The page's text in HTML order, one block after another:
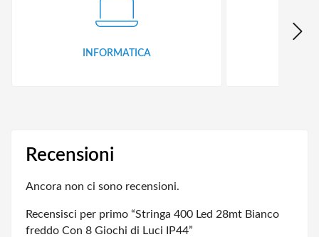
INFORMATICA
Recensioni
Ancora non ci sono recensioni.
Recensisci per primo “Stringa 400 Led 28mt Bianco
freddo Con 8 Giochi di Luci IP44”